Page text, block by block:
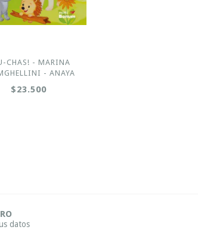
CHAS! - MARINA
- ANAYA
$23.500
datos